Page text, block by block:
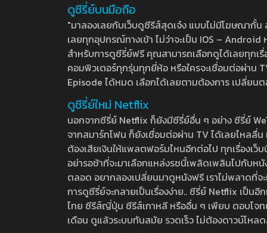
ดูซีรี่ย์บนมือถือ
"มาลองเลยกับเว็บดูซีรีส์สุดเจ๋ง แบบไม่มีโฆษณากั้
เลยทุกอุปกรณ์ทางเข้า ไม่ว่าจะเป็น IOS –
สำหรับการดูซีรี่ย์ฟรี คุณสามารถเลือกดูได้เลยทุกเ
คอมพิวเตอร์ทุกรุ่นทุกยี่ห้อ หรือใครจะเชื่อมต่อผ่าน
Episode ได้หมด เลือกได้เลยตามต้องการ เปลี่ยน
ดูซีรี่ย์ใหม่ Netflix
นอกจากซีรี่ย์ Netflix ก็ยังมีซีรี่ย์อื่น ๆ อย่าง ซีรี่ย์
จากสมาร์ทโฟน ก็ยังเชื่อมต่อผ่าน TV ได้เลยไหลลื่
ต้องเสียเงินให้แพลตฟอร์มไหนอีกต่อไป ทุกเรื่องเว็
อย่ารอช้าที่จะมาเลือกแหล่งรชนี้เพลิดเพลินไปกับห
ตลอด อยากลองเปลี่ยนมาดูหนังฟรี เราไม่พลาดที่
การดูซีรี่ย์จะกลายเป็นเรื่องง่าย.. ซีรี่ย์ Netflix เป็น
ไทย ซีรีส์ญี่ปุ่น ซีรีส์เกาหลี หรืออื่น ๆ เพียบ ตอบโจท
เดือน ดูแล้วระบบทันสมัย รวดเร็ว ไม่ต้องดาวน์โห